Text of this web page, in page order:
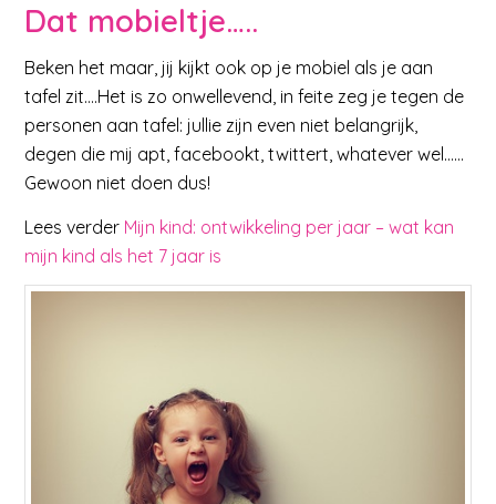
Dat mobieltje…..
Beken het maar, jij kijkt ook op je mobiel als je aan
tafel zit….Het is zo onwellevend, in feite zeg je tegen de
personen aan tafel: jullie zijn even niet belangrijk,
degen die mij apt, facebookt, twittert, whatever wel……
Gewoon niet doen dus!
Lees verder Mijn kind: ontwikkeling per jaar – wat kan
mijn kind als het 7 jaar is